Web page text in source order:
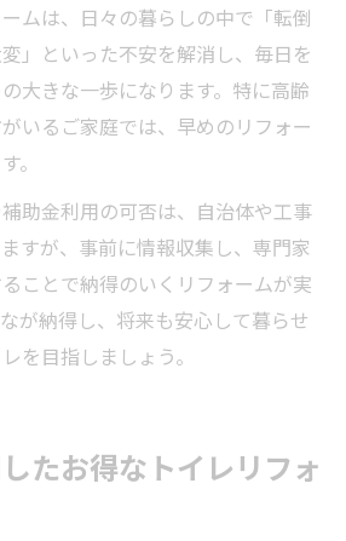
ムは、日々の暮らしの中で「転倒
」といった不安を解消し、毎日を
大きな一歩になります。特に高齢
いるご家庭では、早めのリフォー
。
助金利用の可否は、自治体や工事
すが、事前に情報収集し、専門家
ことで納得のいくリフォームが実
が納得し、将来も安心して暮らせ
を目指しましょう。
たお得なトイレリフォ